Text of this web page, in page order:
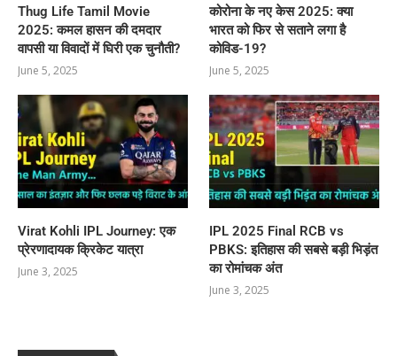
Thug Life Tamil Movie
2025: कमल हासन की दमदार
वापसी या विवादों में घिरी एक चुनौती?
June 5, 2025
कोरोना के नए केस 2025: क्या
भारत को फिर से सताने लगा है
कोविड-19?
June 5, 2025
Virat Kohli IPL Journey: एक
प्रेरणादायक क्रिकेट यात्रा
June 3, 2025
IPL 2025 Final RCB vs
PBKS: इतिहास की सबसे बड़ी भिड़ंत
का रोमांचक अंत
June 3, 2025